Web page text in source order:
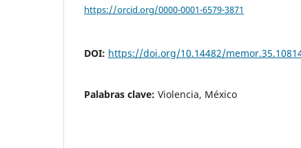
https://orcid.org/0000-0001-6579-3871
DOI: https://doi.org/10.14482/
Palabras clave: Violencia, México